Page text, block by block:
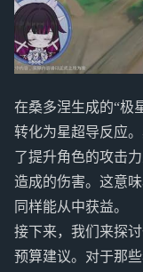
在桑多涅生成的“极
转化为星超导反应
了提升角色的攻击
造成的伤害。这意
同样能从中获益。
接下来，我们来探
预算建议。对于那